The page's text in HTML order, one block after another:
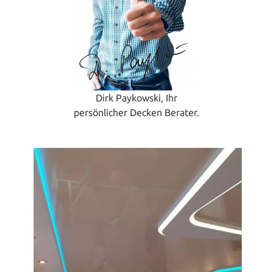
Dirk Paykowski, Ihr
persönlicher Decken Berater.